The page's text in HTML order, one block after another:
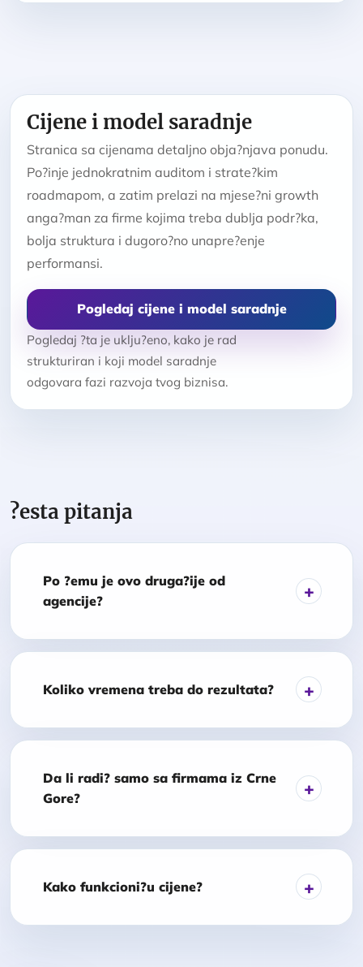
Cijene i model saradnje
Stranica sa cijenama detaljno obja?njava ponudu.
Po?inje jednokratnim auditom i strate?kim
roadmapom, a zatim prelazi na mjese?ni growth
anga?man za firme kojima treba dublja podr?ka,
bolja struktura i dugoro?no unapre?enje
performansi.
Pogledaj cijene i model saradnje
Pogledaj ?ta je uklju?eno, kako je rad
strukturiran i koji model saradnje
odgovara fazi razvoja tvog biznisa.
?esta pitanja
Po ?emu je ovo druga?ije od
agencije?
Koliko vremena treba do rezultata?
Da li radi? samo sa firmama iz Crne
Gore?
Kako funkcioni?u cijene?